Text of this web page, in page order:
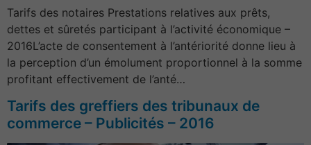
Tarifs des notaires Prestations relatives aux prêts,
dettes et sûretés participant à l’activité économique –
2016L’acte de consentement à l’antériorité donne lieu à
la perception d’un émolument proportionnel à la somme
profitant effectivement de l’anté…
Tarifs des greffiers des tribunaux de
commerce – Publicités – 2016